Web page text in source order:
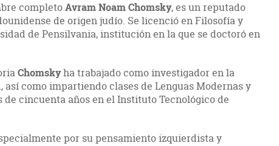
completoAvram Noam Chomsky, es un reputado
de origen judío. Se licenció en Filosofía y
de Pensilvania, institución en la que se doctoró en
Chomskyha trabajado como investigador en la
como impartiendo clases de Lenguas Modernas y
cincuenta años en el Instituto Tecnológico de
por su pensamiento izquierdista y